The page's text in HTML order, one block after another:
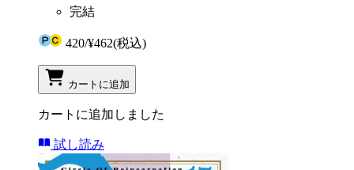
完結
420/¥462(税込)
カートに追加
カートに追加しました
試し読み